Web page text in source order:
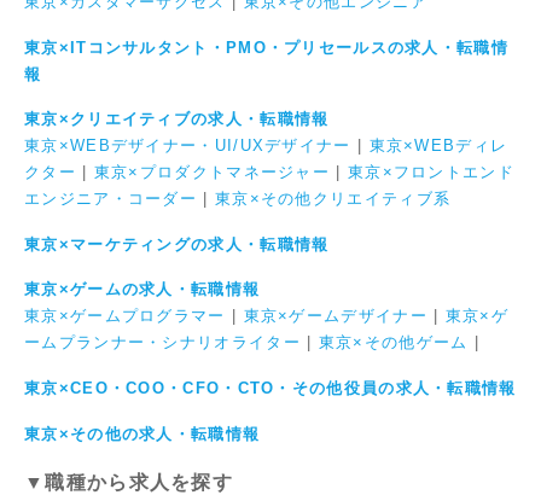
東京×ITコンサルタント・PMO・プリセールスの求人・転職情
報
東京×クリエイティブの求人・転職情報
東京×WEBデザイナー・UI/UXデザイナー
東京×WEBディレ
クター
東京×プロダクトマネージャー
東京×フロントエンド
エンジニア・コーダー
東京×その他クリエイティブ系
東京×マーケティングの求人・転職情報
東京×ゲームの求人・転職情報
東京×ゲームプログラマー
東京×ゲームデザイナー
東京×ゲ
ームプランナー・シナリオライター
東京×その他ゲーム
東京×CEO・COO・CFO・CTO・その他役員の求人・転職情報
東京×その他の求人・転職情報
▼職種から求人を探す